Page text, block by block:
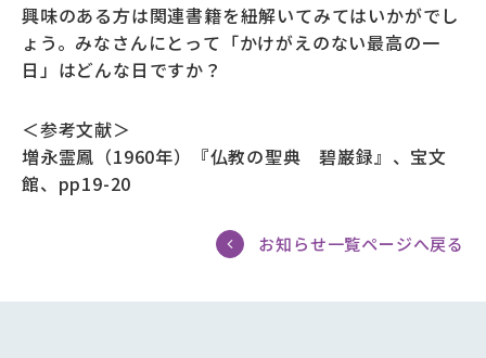
興味のある方は関連書籍を紐解いてみてはいかがでし
ょう。みなさんにとって「かけがえのない最高の一
日」はどんな日ですか？
＜参考文献＞
増永霊鳳（1960年）『仏教の聖典 碧巌録 』、宝文
館、pp19-20
お知らせ一覧ページへ戻る